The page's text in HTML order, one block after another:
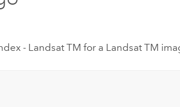
- Landsat TM for a Landsat TM